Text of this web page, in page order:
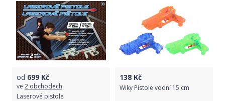
od 699 Kč
ve 2 obchodech
Laserové pistole
138 Kč
Wiky Pistole vodní 15 cm